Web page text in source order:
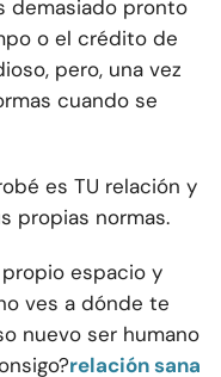
demasiado pronto
o el crédito de
pero, una vez
cuando se
es TU relación y
propias normas.
espacio y
ves a dónde te
nuevo ser humano
relación sana